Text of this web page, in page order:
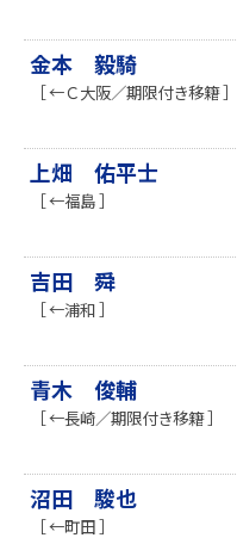
金本 毅騎
［ ←Ｃ大阪／期限付き移籍 ］
上畑 佑平士
［ ←福島 ］
吉田 舜
［ ←浦和 ］
青木 俊輔
［ ←長崎／期限付き移籍 ］
沼田 駿也
［ ←町田 ］